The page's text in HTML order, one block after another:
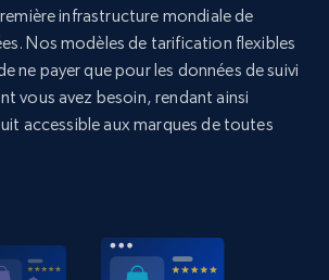
Brand, Description, Initial
Availability, Reviews count, and
375+ Commencer
sellers category URL
infrastructure mondiale de
Nos modèles de tarification flexibles
ne payer que pour les données de suivi
vous avez besoin, rendant ainsi
accessible aux marques de toutes